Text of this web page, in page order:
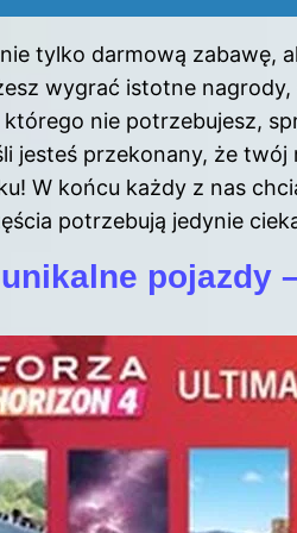
tylko darmową zabawę,
wygrać istotne
nie potrzebujesz,
jesteś przekonany, że
W końcu każdy z nas
potrzebują jedynie
pojazdy